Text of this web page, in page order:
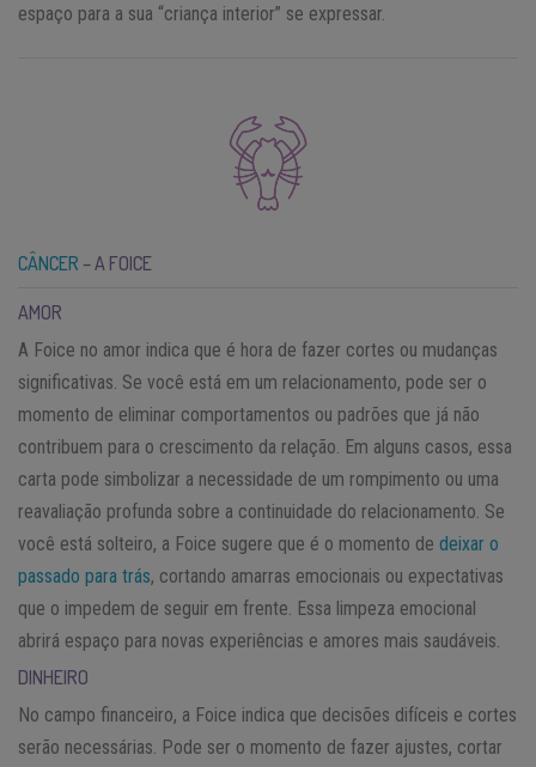
espaço para a sua “criança interior” se expressar.
CÂNCER – A FOICE
AMOR
A Foice no amor indica que é hora de fazer cortes ou mudanças
significativas. Se você está em um relacionamento, pode ser o
momento de eliminar comportamentos ou padrões que já não
contribuem para o crescimento da relação. Em alguns casos, essa
carta pode simbolizar a necessidade de um rompimento ou uma
reavaliação profunda sobre a continuidade do relacionamento. Se
você está solteiro, a Foice sugere que é o momento de deixar o
passado para trás, cortando amarras emocionais ou expectativas
que o impedem de seguir em frente. Essa limpeza emocional
abrirá espaço para novas experiências e amores mais saudáveis.
DINHEIRO
No campo financeiro, a Foice indica que decisões difíceis e cortes
serão necessárias. Pode ser o momento de fazer ajustes, cortar